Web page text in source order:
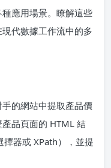
應用場景。瞭解這些
代數據工作流中的多
的網站中提取產品價
品頁面的 HTML 結
擇器或 XPath），並提